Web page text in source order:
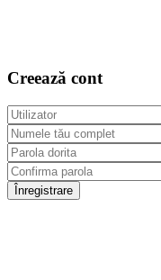
Creează cont
Înregistrare